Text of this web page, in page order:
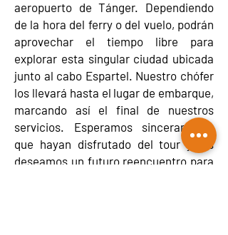
aeropuerto de Tánger. Dependiendo
de la hora del ferry o del vuelo, podrán
aprovechar el tiempo libre para
explorar esta singular ciudad ubicada
junto al cabo Espartel. Nuestro chófer
los llevará hasta el lugar de embarque,
marcando así el final de nuestros
servicios. Esperamos sinceramente
que hayan disfrutado del tour y les
deseamos un futuro reencuentro para